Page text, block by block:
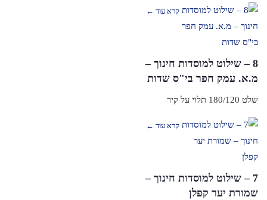
קרא עוד ←
8 – שילוט למוסדות חינוך –
מ.א. עמק חפר בי"ס שדות
שלט 180/120 תלוי על קיר
קרא עוד ←
7 – שילוט למוסדות חינוך –
שמורת יער קפלן